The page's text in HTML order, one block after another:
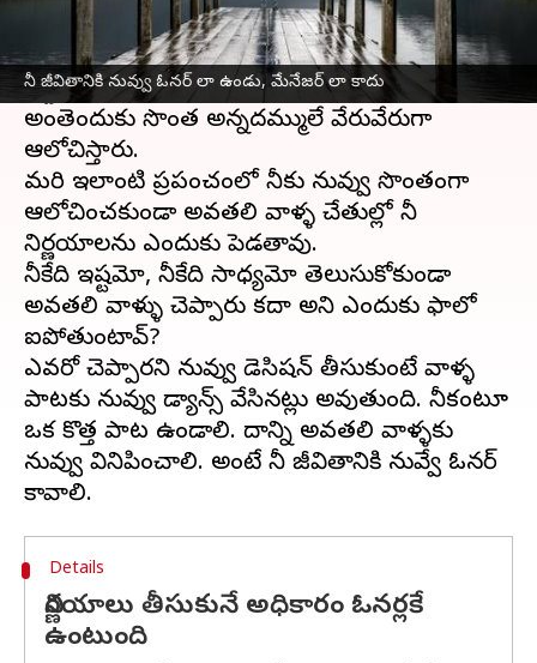
నీ జీవితానికి నువ్వు ఓనర్ లా ఉండు, మేనేజర్ లా కాదు
మనుషులు అందరూ ఈ భూమ్మీదని ఏదో ఒక పనిమీద
వచ్చారు. ఇక్కడందరూ ఎవరికి వారే ప్రత్యేకం. ఏ
ఇద్దరు కూడా ఒకేలాంటి ఆలోచనలతో ఉండరు.
అంతెందుకు సొంత అన్నదమ్ములే వేరువేరుగా
ఆలోచిస్తారు.
మరి ఇలాంటి ప్రపంచంలో నీకు నువ్వు సొంతంగా
ఆలోచించకుండా అవతలి వాళ్ళ చేతుల్లో నీ
నిర్ణయాలను ఎందుకు పెడతావు.
నీకేది ఇష్టమో, నీకేది సాధ్యమో తెలుసుకోకుండా
అవతలి వాళ్ళు చెప్పారు కదా అని ఎందుకు ఫాలో
ఐపోతుంటావ్?
ఎవరో చెప్పారని నువ్వు డెసిషన్ తీసుకుంటే వాళ్ళ
పాటకు నువ్వు డ్యాన్స్ వేసినట్లు అవుతుంది. నీకంటూ
ఒక కొత్త పాట ఉండాలి. దాన్ని అవతలి వాళ్ళకు
నువ్వు వినిపించాలి. అంటే నీ జీవితానికి నువ్వే ఓనర్
Details
నిర్ణయాలు తీసుకునే అధికారం ఓనర్లకే
ఉంటుంది